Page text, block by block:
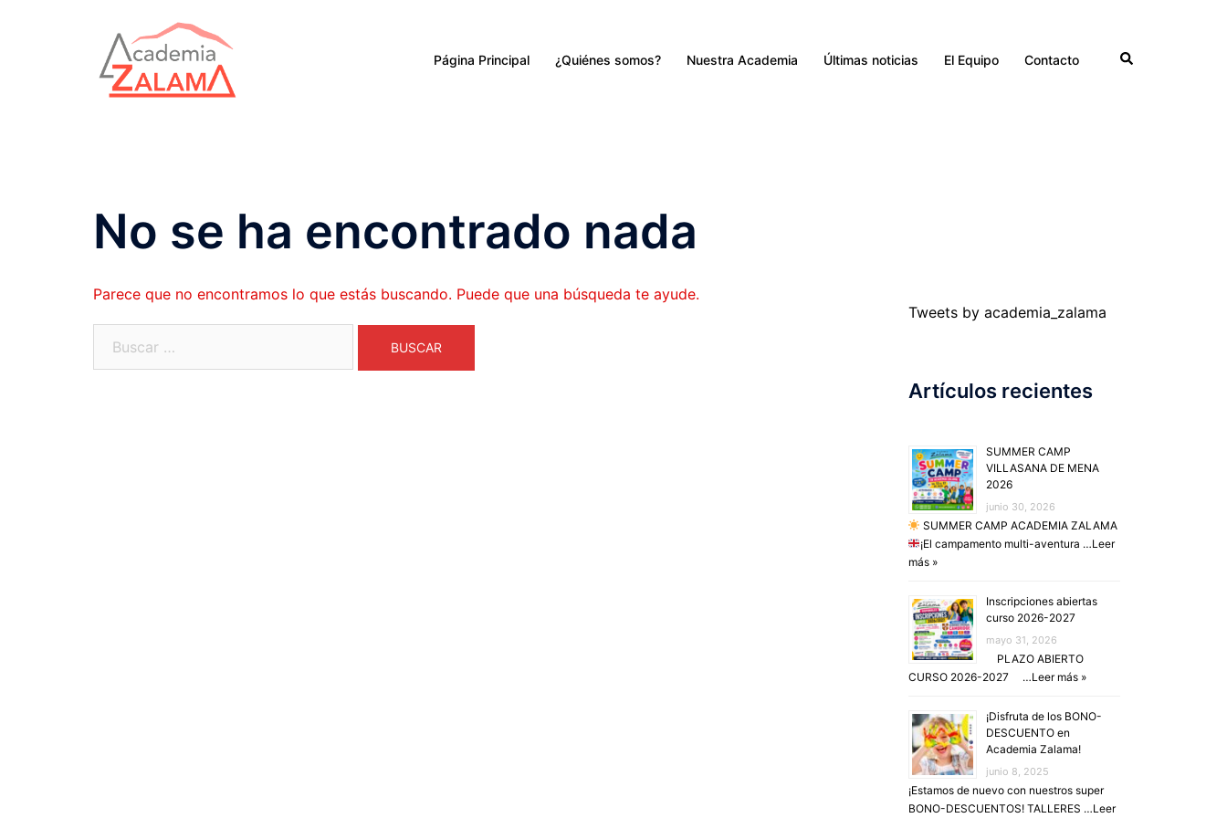
Página Principal ¿Quiénes somos? Nuestra Academia Últimas noticias El Equipo Contacto Buscar
No se ha encontrado nada
Parece que no encontramos lo que estás buscando. Puede que una búsqueda te ayude.
Tweets by academia_zalama
Artículos recientes
SUMMER CAMP
VILLASANA DE MENA
2026
junio 30, 2026
SUMMER CAMP ACADEMIA ZALAMA
¡El campamento multi-aventura …Leer
más »
Inscripciones abiertas
curso 2026-2027
mayo 31, 2026
PLAZO ABIERTO
CURSO 2026-2027 …Leer más »
¡Disfruta de los BONO-
DESCUENTO en
Academia Zalama!
junio 8, 2025
¡Estamos de nuevo con nuestros super
BONO-DESCUENTOS! TALLERES …Leer